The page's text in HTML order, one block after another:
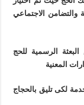
والتضامن الاجتماعي
الرسمية للحج
المعنية
لكى تليق بالحجاج